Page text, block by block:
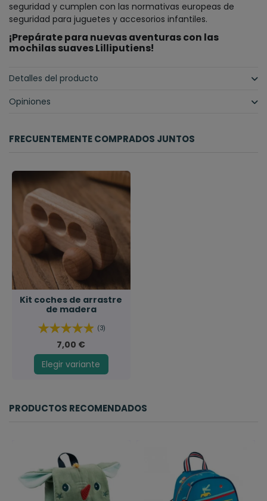
seguridad y cumplen con las normativas europeas de
seguridad para juguetes y accesorios infantiles.
¡Prepárate para nuevas aventuras con las
mochilas suaves Lilliputiens!
Detalles del producto
Opiniones
FRECUENTEMENTE COMPRADOS JUNTOS
Kit coches de arrastre
de madera
(3)
7,00 €
Elegir variante
PRODUCTOS RECOMENDADOS